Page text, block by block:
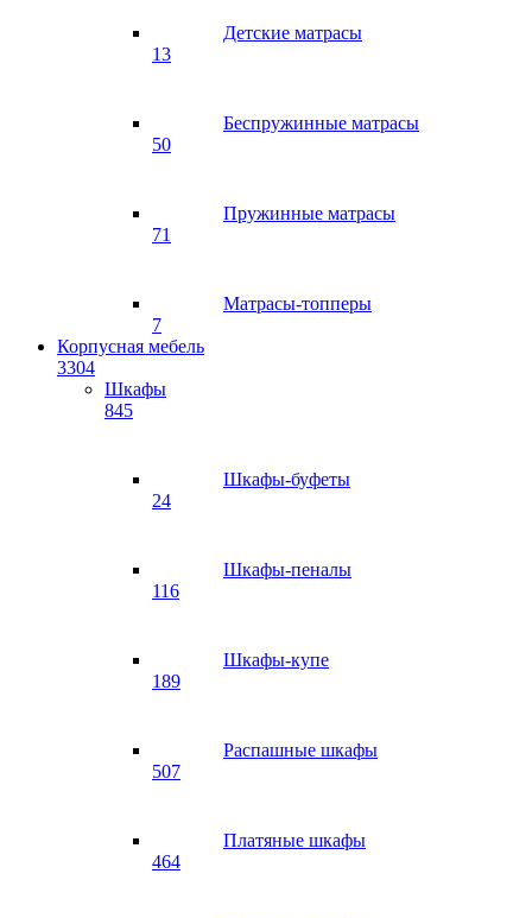
Детские матрасы
13
Беспружинные матрасы
50
Пружинные матрасы
71
Матрасы-топперы
7
Корпусная мебель
3304
Шкафы
845
Шкафы-буфеты
24
Шкафы-пеналы
116
Шкафы-купе
189
Распашные шкафы
507
Платяные шкафы
464